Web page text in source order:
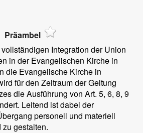
Präambel
Integration der Union
in der Evangelischen Kirche in
die Evangelische Kirche in
für den Zeitraum der Geltung
die Ausführung von Art. 5, 6, 8, 9
Leitend ist dabei der
personell und materiell
gestalten.